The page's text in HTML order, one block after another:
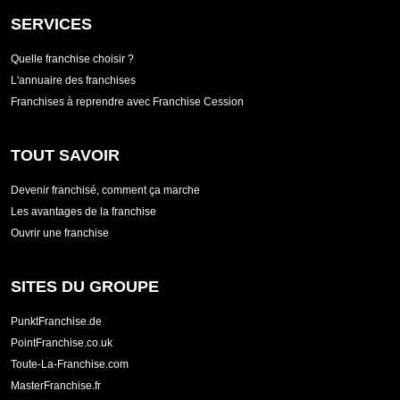
SERVICES
Quelle franchise choisir ?
L'annuaire des franchises
Franchises à reprendre avec Franchise Cession
TOUT SAVOIR
Devenir franchisé, comment ça marche
Les avantages de la franchise
Ouvrir une franchise
SITES DU GROUPE
PunktFranchise.de
PointFranchise.co.uk
Toute-La-Franchise.com
MasterFranchise.fr